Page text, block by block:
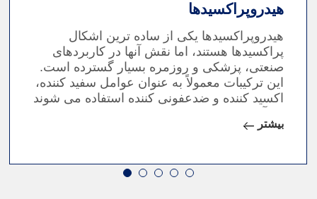
هیدروپراکسیدها
هیدروپراکسیدها یکی از ساده ترین اشکال
پراکسیدها هستند، اما نقش آنها در کاربردهای
صنعتی، پزشکی و روزمره بسیار گسترده است.
این ترکیبات معمولاً به عنوان عوامل سفید کننده،
اکسید کننده و ضدعفونی کننده استفاده می شوند
مراقبت شخصی ضروری می کند.
بیشتر